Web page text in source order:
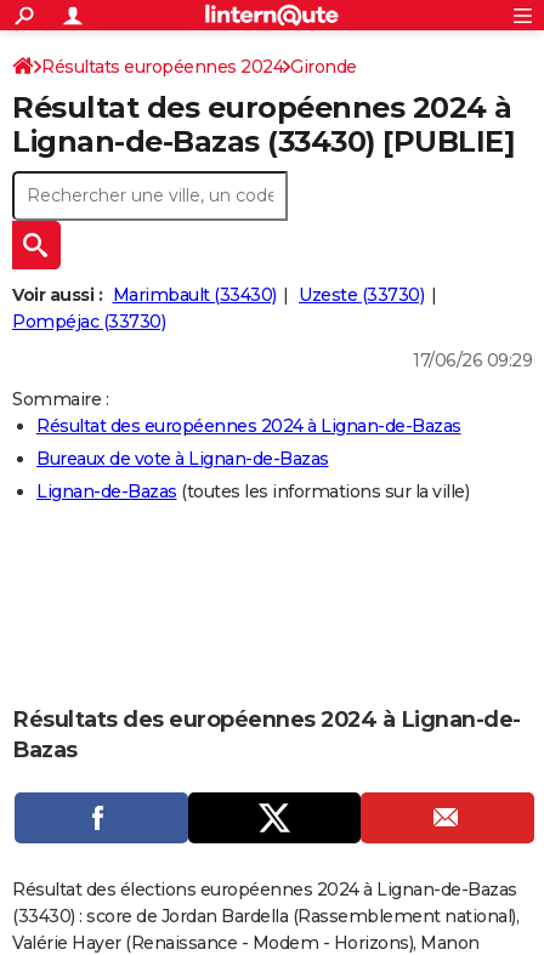
ACTUALITÉS
Politique
Société
Faits Divers
Education
Monde
Villes
+
SPORT
Coupe du monde 2026
Football
Tennis
Cyclisme
Rugby
Forum
CULTURE
Programme TV
TNT
Streaming
Cinéma
Sorties cinéma
Musique
+
FINANCE
Retraite
Impôts
Epargne
Immobilier
Risques naturels par ville
Banque
Assurance
Crédit
AUTO
Essais
Réserver un essai
Citadines
Berlines
SUV
Forum auto
+
HIGH-TECH
Mobiles
Meilleur smartphone
Internet
Ordinateurs
Jeux vidéo
Guide high-tech
+
BRICOLAGE
Guides de France
Escapades
Patrimoine
Expositions
Musées
Week-end nature
LIFESTYLE
Art de vivre
Bien-être
Loisirs
Mode
Modes de vie
CARTE DE VOEUX
Carte de Noël
Carte Bonne année
Carte Saint-Valentin
Carte Pâques
Carte d'anniversaire
Dictionnaire
Biographies
Expressions
Proverbes
PROGRAMME TV
S'inscrire
Se connecter
Lycées
Collèges
Primaires
Universités
Entreprises
Service militaire
Avis de recherche
AVIS DE DÉCÈS
S'inscrire
Connexion
Résultats européennes 2024 Gironde
Résultat des européennes 2024 à
Lignan-de-Bazas (33430) [PUBLIE]
Voir aussi : Marimbault (33430)
Uzeste (33730)
Pompéjac (33730)
17/06/26 09:29
Sommaire :
Résultat des européennes 2024 à Lignan-de-Bazas
Bureaux de vote à Lignan-de-Bazas
Lignan-de-Bazas (toutes les informations sur la ville)
Résultats des européennes 2024 à Lignan-de-
Bazas
Résultat des élections européennes 2024 à Lignan-de-Bazas
(33430) : score de Jordan Bardella (Rassemblement national),
Valérie Hayer (Renaissance - Modem - Horizons), Manon